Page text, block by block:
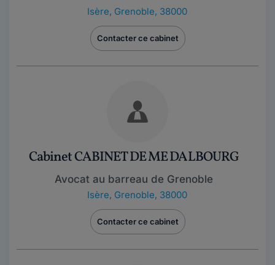
Isère, Grenoble, 38000
Contacter ce cabinet
Cabinet CABINET DE ME DALBOURG
Avocat au barreau de Grenoble
Isère, Grenoble, 38000
Contacter ce cabinet